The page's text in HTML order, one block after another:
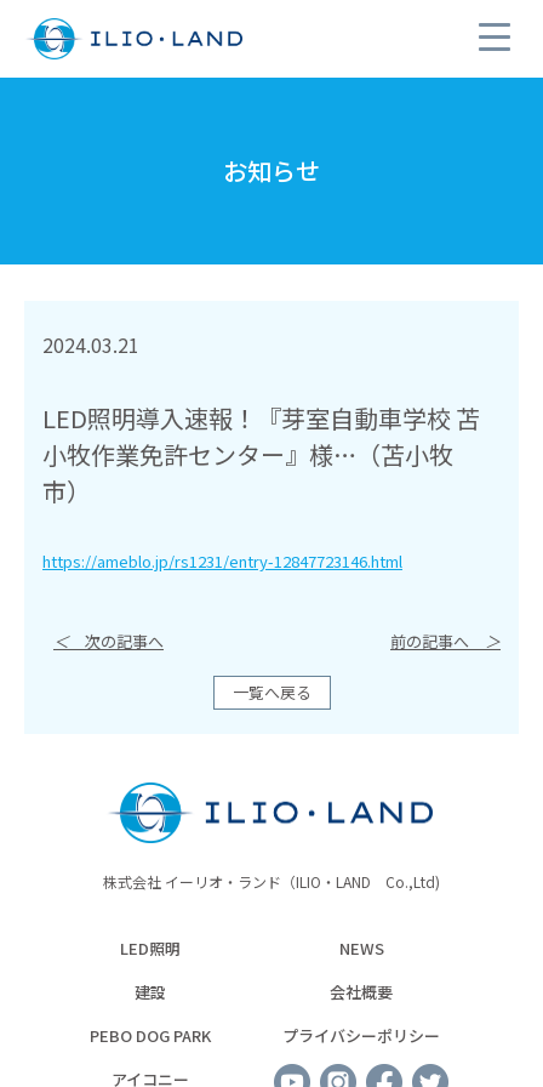
お知らせ
2024.03.21
LED照明導入速報！『芽室自動車学校 苫
小牧作業免許センター』様…（苫小牧
市）
https://ameblo.jp/rs1231/entry-12847723146.html
＜次の記事へ 前の記事へ ＞
一覧へ戻る
株式会社 イーリオ・ランド（ILIO・LAND Co.,Ltd)
LED照明
建設
PEBO DOG PARK
アイコニー
NEWS
会社概要
プライバシーポリシー